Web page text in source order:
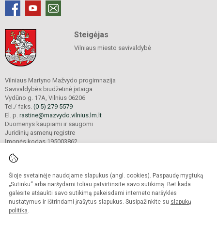
Šioje svetainėje naudojame slapukus (angl. cookies). Paspaudę mygtuką
„Sutinku“ arba naršydami toliau patvirtinsite savo sutikimą. Bet kada
galėsite atšaukti savo sutikimą pakeisdami interneto naršyklės
nustatymus ir ištrindami įrašytus slapukus. Susipažinkite su slapukų
politika.
Steigėjas
Vilniaus miesto savivaldybė
Vilniaus Martyno Mažvydo progimnazija
Savivaldybės biudžetinė įstaiga
Vydūno g. 17A, Vilnius 06206
Tel./ faks. (0 5) 279 5579
El. p. rastine@mazvydo.vilnius.lm.lt
Duomenys kaupiami ir saugomi
Juridinių asmenų registre
Įmonės kodas 195003862
© 2022. Vilniaus Martyno Mažvydo progimnazija. Visos teisės saugomos.
Kopijuoti turinį be raštiško įstaigos administracijos sutikimo griežtai draudžiama.
Prieinamumo paraiška Slapukų valdymas
Sumanus būdas atnaujinti